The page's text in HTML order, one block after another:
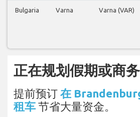
Bulgaria Varna Varna (VAR)
正在规划假期或商
提前预订 在
租车 节省大量资金。